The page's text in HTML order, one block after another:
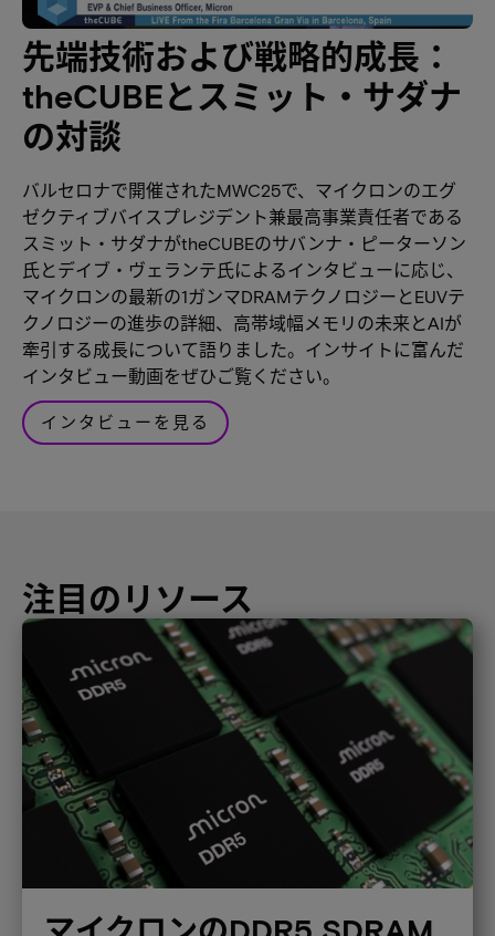
先端技術および戦略的成長：
theCUBEとスミット・サダナ
の対談
バルセロナで開催されたMWC25で、マイクロンのエグ
ゼクティブバイスプレジデント兼最高事業責任者である
スミット・サダナがtheCUBEのサバンナ・ピーターソン
氏とデイブ・ヴェランテ氏によるインタビューに応じ、
マイクロンの最新の1ガンマDRAMテクノロジーとEUVテ
クノロジーの進歩の詳細、高帯域幅メモリの未来とAIが
牽引する成長について語りました。インサイトに富んだ
インタビュー動画をぜひご覧ください。
インタビューを見る
注目のリソース